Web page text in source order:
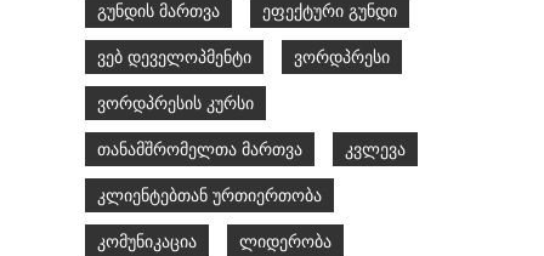
გუნდის მართვა ეფექტური გუნდი
ვებ დეველოპმენტი ვორდპრესი
ვორდპრესის კურსი
თანამშრომელთა მართვა კვლევა
კლიენტებთან ურთიერთობა
კომუნიკაცია ლიდერობა